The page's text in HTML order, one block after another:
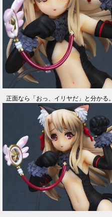
正面なら「おっ、イリヤだ」と分かる。